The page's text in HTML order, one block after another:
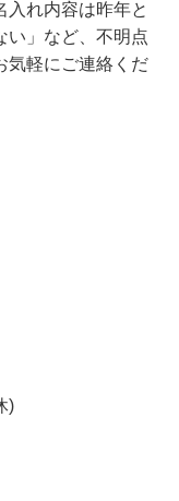
入れ内容は昨年と
い」など、不明点
気軽にご連絡くだ
)